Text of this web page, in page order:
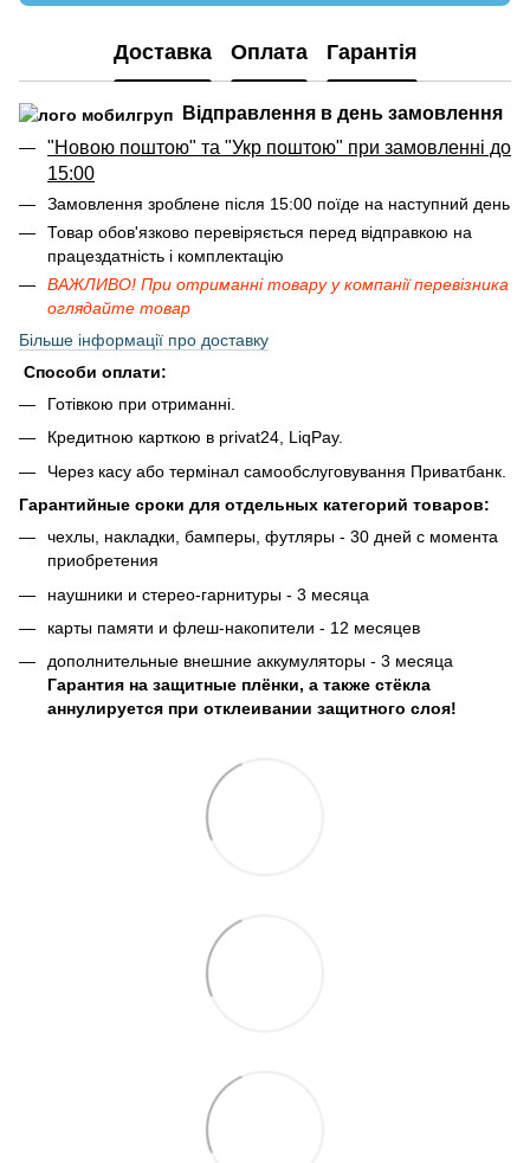
Доставка Оплата Гарантія
Відправлення в день замовлення
"Новою поштою" та "Укр поштою" при замовленні до
15:00
Замовлення зроблене після 15:00 поїде на наступний день
Товар обов'язково перевіряється перед відправкою на
працездатність і комплектацію
ВАЖЛИВО! При отриманні товару у компанії перевізника
оглядайте товар
Більше інформації про доставку
Способи оплати:
Готівкою при отриманні.
Кредитною карткою в privat24, LiqPay.
Через касу або термінал самообслуговування Приватбанк.
Гарантийные сроки для отдельных категорий товаров:
чехлы, накладки, бамперы, футляры - 30 дней с момента
приобретения
наушники и стерео-гарнитуры - 3 месяца
карты памяти и флеш-накопители - 12 месяцев
дополнительные внешние аккумуляторы - 3 месяца
Гарантия на защитные плёнки, а также стёкла
аннулируется при отклеивании защитного слоя!